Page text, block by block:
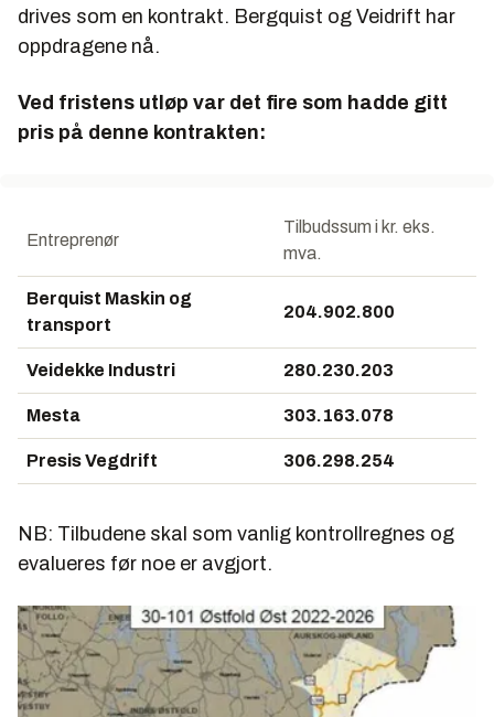
drives som en kontrakt. Bergquist og Veidrift har
oppdragene nå.
Ved fristens utløp var det fire som hadde gitt
pris på denne kontrakten:
Entreprenør
Tilbudssum i kr. eks.
mva.
Berquist Maskin og
transport
204.902.800
Veidekke Industri 280.230.203
Mesta 303.163.078
Presis Vegdrift 306.298.254
NB: Tilbudene skal som vanlig kontrollregnes og
evalueres før noe er avgjort.